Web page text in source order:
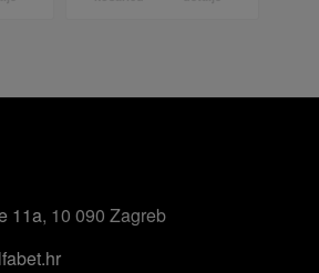
11a, 10 090 Zagreb